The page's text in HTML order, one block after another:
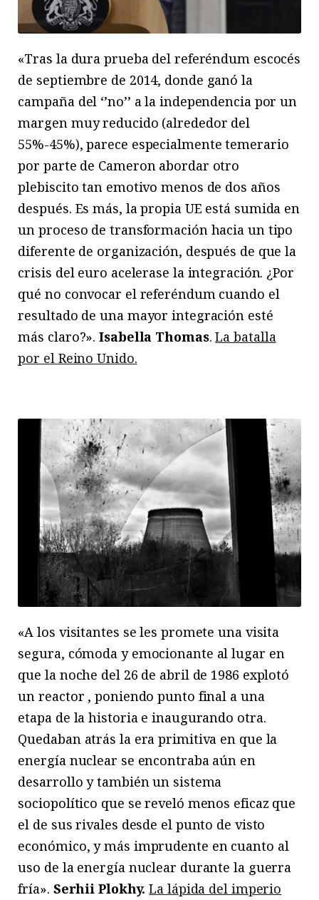
«Tras la dura prueba del referéndum escocés
de septiembre de 2014, donde ganó la
campaña del ‘’no’’ a la independencia por un
margen muy reducido (alrededor del
55%-45%), parece especialmente temerario
por parte de Cameron abordar otro
plebiscito tan emotivo menos de dos años
después. Es más, la propia UE está sumida en
un proceso de transformación hacia un tipo
diferente de organización, después de que la
crisis del euro acelerase la integración. ¿Por
qué no convocar el referéndum cuando el
resultado de una mayor integración esté
más claro?».Isabella Thomas.La batalla
por el Reino Unido.
«A los visitantes se les promete una visita
segura, cómoda y emocionante al lugar en
que la noche del 26 de abril de 1986 explotó
un reactor , poniendo punto final a una
etapa de la historia e inaugurando otra.
Quedaban atrás la era primitiva en que la
energía nuclear se encontraba aún en
desarrollo y también un sistema
sociopolítico que se reveló menos eficaz que
el de sus rivales desde el punto de visto
económico, y más imprudente en cuanto al
uso de la energía nuclear durante la guerra
fría». Serhii Plokhy. La lápida del imperio